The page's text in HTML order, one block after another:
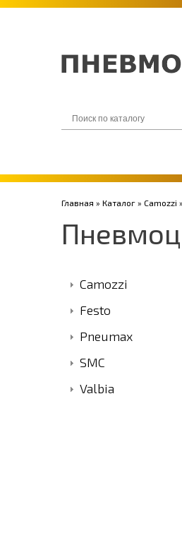
Главная » Каталог » Camozzi »
Camozzi
Festo
Pneumax
SMC
Valbia